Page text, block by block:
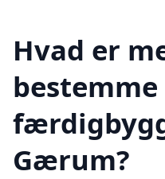
Hvad er
Gærum?